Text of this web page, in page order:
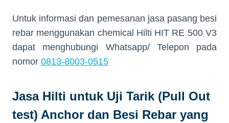
Untuk informasi dan pemesanan jasa pasang besi
rebar menggunakan chemical Hilti HIT RE 500 V3
dapat menghubungi Whatsapp/ Telepon pada
nomor 0813-8003-0515
Jasa Hilti untuk Uji Tarik (Pull Out
test) Anchor dan Besi Rebar yang